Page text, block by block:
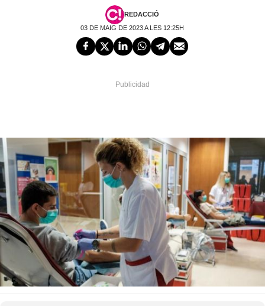
REDACCIÓ
03 DE MAIG DE 2023 A LES 12:25H